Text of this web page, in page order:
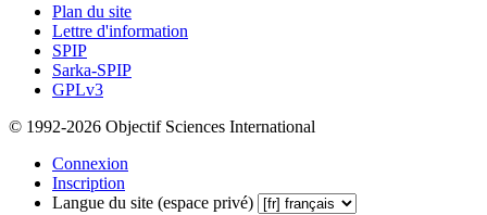
Plan du site
Lettre d'information
SPIP
Sarka-SPIP
GPLv3
© 1992-2026 Objectif Sciences International
Connexion
Inscription
Langue du site (espace privé)